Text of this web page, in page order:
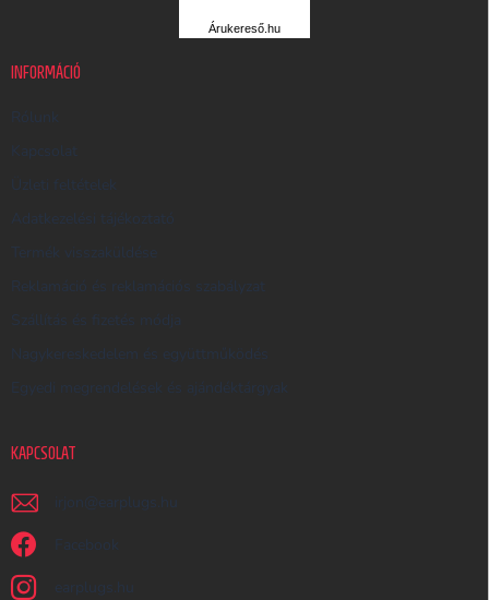
U
Árukereső.hu
INFORMÁCIÓ
Rólunk
Kapcsolat
Üzleti feltételek
Adatkezelési tájékoztató
Termék visszaküldése
Reklamáció és reklamációs szabályzat
Szállítás és fizetés módja
Nagykereskedelem és együttműködés
Egyedi megrendelések és ajándéktárgyak
KAPCSOLAT
irjon @ earplugs.hu
Facebook
earplugs.hu